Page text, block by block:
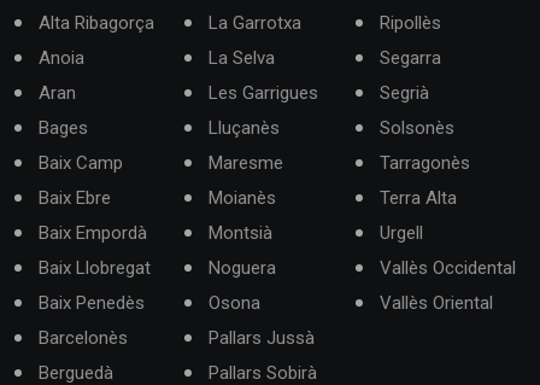
Alta Ribagorça
Anoia
Aran
Bages
Baix Camp
Baix Ebre
Baix Empordà
Baix Llobregat
Baix Penedès
Barcelonès
Berguedà
La Garrotxa
La Selva
Les Garrigues
Lluçanès
Maresme
Moianès
Montsià
Noguera
Osona
Pallars Jussà
Pallars Sobirà
Ripollès
Segarra
Segrià
Solsonès
Tarragonès
Terra Alta
Urgell
Vallès Occidental
Vallès Oriental